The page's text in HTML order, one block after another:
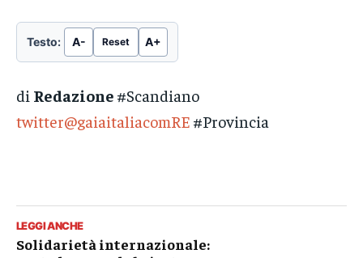
Testo: A- Reset A+
di Redazione #Scandiano
twitter@gaiaitaliacomRE #Provincia
LEGGI ANCHE
Solidarietà internazionale: